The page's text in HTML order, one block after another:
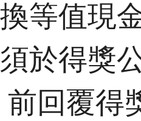
等值現
於得獎
前回覆得